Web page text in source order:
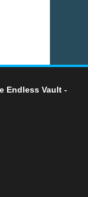
Endless Vault -